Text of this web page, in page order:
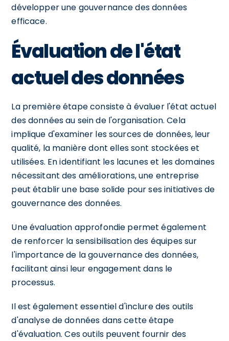
développer une gouvernance des données
efficace.
Évaluation de l'état
actuel des données
La première étape consiste à évaluer l'état actuel
des données au sein de l'organisation. Cela
implique d'examiner les sources de données, leur
qualité, la manière dont elles sont stockées et
utilisées. En identifiant les lacunes et les domaines
nécessitant des améliorations, une entreprise
peut établir une base solide pour ses initiatives de
gouvernance des données.
Une évaluation approfondie permet également
de renforcer la sensibilisation des équipes sur
l'importance de la gouvernance des données,
facilitant ainsi leur engagement dans le
processus.
Il est également essentiel d'inclure des outils
d'analyse de données dans cette étape
d'évaluation. Ces outils peuvent fournir des